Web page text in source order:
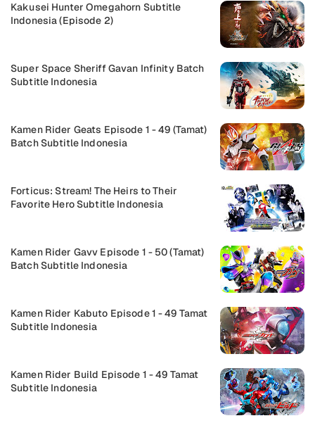
Kakusei Hunter Omegahorn Subtitle
Indonesia (Episode 2)
Super Space Sheriff Gavan Infinity Batch
Subtitle Indonesia
Kamen Rider Geats Episode 1 - 49 (Tamat)
Batch Subtitle Indonesia
Forticus: Stream! The Heirs to Their
Favorite Hero Subtitle Indonesia
Kamen Rider Gavv Episode 1 - 50 (Tamat)
Batch Subtitle Indonesia
Kamen Rider Kabuto Episode 1 - 49 Tamat
Subtitle Indonesia
Kamen Rider Build Episode 1 - 49 Tamat
Subtitle Indonesia